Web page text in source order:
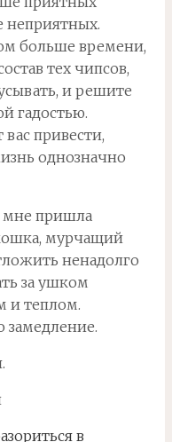
неприятных.
больше времени,
тех чипсов,
и решите
гадостью.
привести,
однозначно
мне пришла
мурчащий
ненадолго
за ушком
и теплом.
замедление.
в